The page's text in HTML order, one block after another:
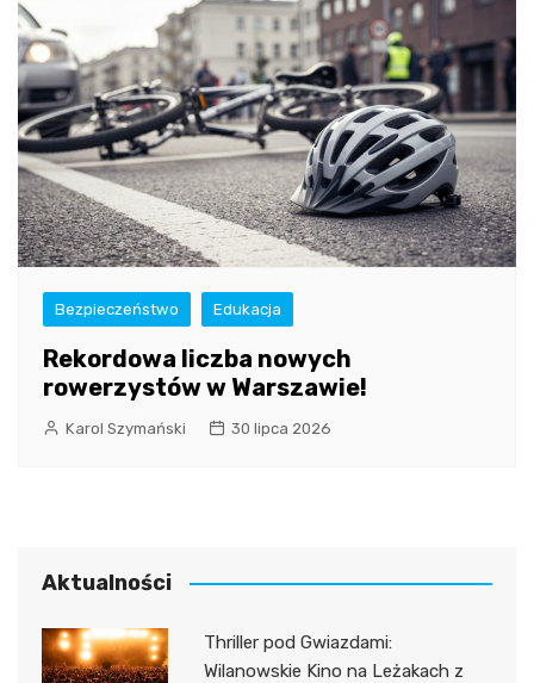
Bezpieczeństwo Edukacja
Rekordowa liczba nowych
rowerzystów w Warszawie!
Karol Szymański 30 lipca 2026
Aktualności
Thriller pod Gwiazdami:
Wilanowskie Kino na Leżakach z